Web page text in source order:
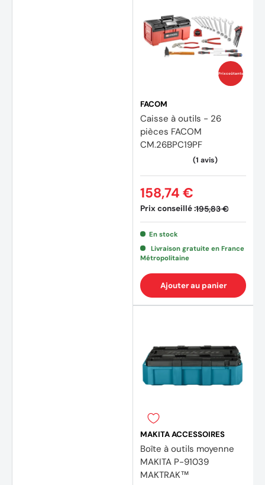
Prix coûtants
FACOM
Caisse à outils - 26
pièces FACOM
CM.26BPC19PF
Prix conseillé :195,83 €
158,74 €
En stock
Livraison gratuite en France
Métropolitaine
Ajouter au panier
MAKITA ACCESSOIRES
Boîte à outils moyenne
MAKITA P-91039
MAKTRAK™